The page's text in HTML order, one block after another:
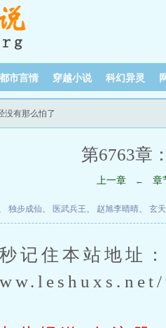
都市言情 穿越小说 科幻异灵
没有那么怕了
第6763章
上一章 ← 章
独步成仙、 医武兵王、 赵旭李晴晴、 玄
记住本站地址